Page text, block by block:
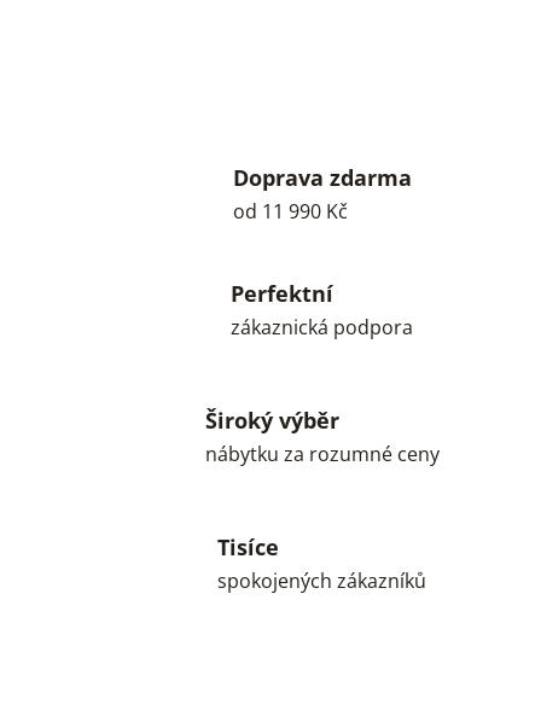
Doprava zdarma
od 11 990 Kč
Perfektní
zákaznická podpora
Široký výběr
nábytku za rozumné ceny
Tisíce
spokojených zákazníků